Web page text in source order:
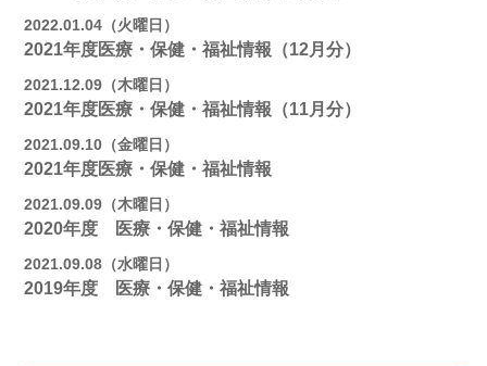
2022.01.04（火曜日）
2021年度医療・保健・福祉情報（12月分）
2021.12.09（木曜日）
2021年度医療・保健・福祉情報（11月分）
2021.09.10（金曜日）
2021年度医療・保健・福祉情報
2021.09.09（木曜日）
2020年度 医療・保健・福祉情報
2021.09.08（水曜日）
2019年度 医療・保健・福祉情報